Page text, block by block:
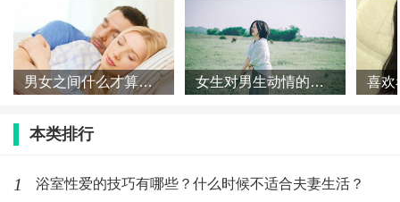
六、提供有价值的信息
当你联系对方时，尝试提供有价值的信息或者建议，这
样可以增加对方对你的兴趣。但是也不要过于唠叨或者
教训对方。
男女之间什么才算是有感觉 男女之间的有感觉指的是什么 女生对男生动情的表现是什么 女人动感情了什么样子
本类排行
1 浴室性爱的技巧有哪些？什么时候不适合夫妻生活？